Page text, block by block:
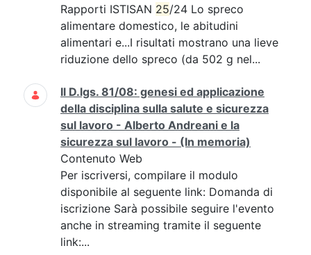
Rapporti ISTISAN 25/24 Lo spreco
alimentare domestico, le abitudini
alimentari e...I risultati mostrano una lieve
riduzione dello spreco (da 502 g nel...
Il D.lgs. 81/08: genesi ed applicazione
della disciplina sulla salute e sicurezza
sul lavoro - Alberto Andreani e la
sicurezza sul lavoro - (In memoria)
Contenuto Web
Per iscriversi, compilare il modulo
disponibile al seguente link: Domanda di
iscrizione Sarà possibile seguire l'evento
anche in streaming tramite il seguente
link:...